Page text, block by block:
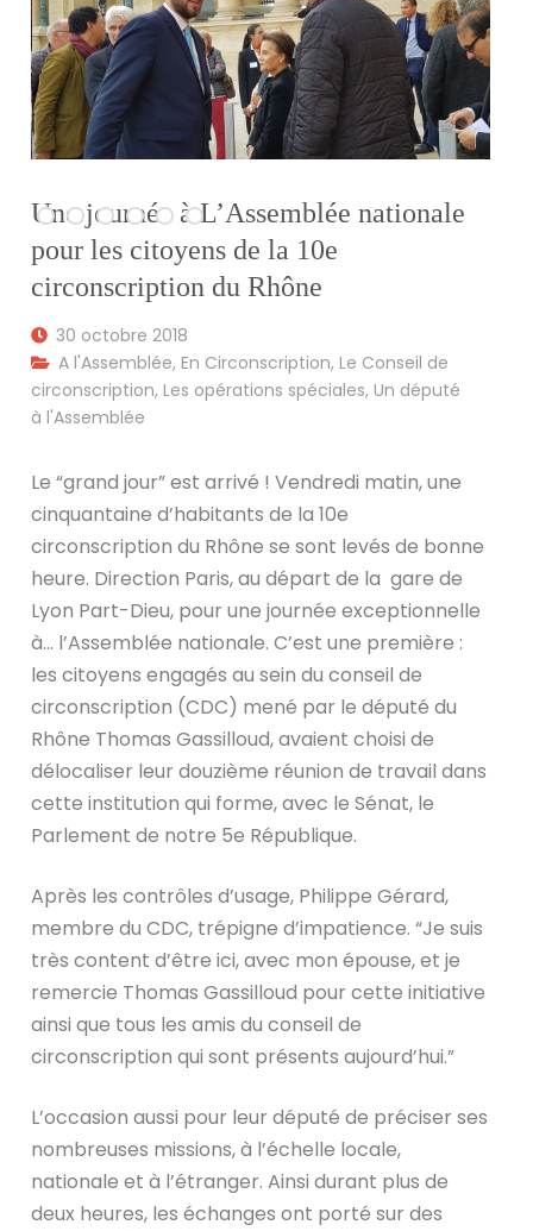
Une journée à L’Assemblée nationale
pour les citoyens de la 10e
circonscription du Rhône
30 octobre 2018
A l'Assemblée,En Circonscription,Le Conseil de
circonscription,Les opérations spéciales,Un député
à l'Assemblée
Le “grand jour” est arrivé ! Vendredi matin, une
cinquantaine d’habitants de la 10e
circonscription du Rhône se sont levés de bonne
heure. Direction Paris, au départ de la gare de
Lyon Part-Dieu, pour une journée exceptionnelle
à… l’Assemblée nationale. C’est une première :
les citoyens engagés au sein du conseil de
circonscription (CDC) mené par le député du
Rhône Thomas Gassilloud, avaient choisi de
délocaliser leur douzième réunion de travail dans
cette institution qui forme, avec le Sénat, le
Parlement de notre 5e République.
Après les contrôles d’usage, Philippe Gérard,
membre du CDC, trépigne d’impatience. “Je suis
très content d’être ici, avec mon épouse, et je
remercie Thomas Gassilloud pour cette initiative
ainsi que tous les amis du conseil de
circonscription qui sont présents aujourd’hui.”
L’occasion aussi pour leur député de préciser ses
nombreuses missions, à l’échelle locale,
nationale et à l’étranger. Ainsi durant plus de
deux heures, les échanges ont porté sur des